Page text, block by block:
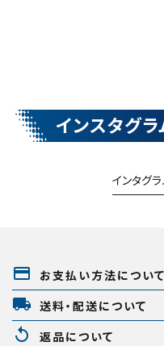
インスタグラ
インタグ
payment お支払い方法について
local_shipping 送料・配送について
replay 返品について